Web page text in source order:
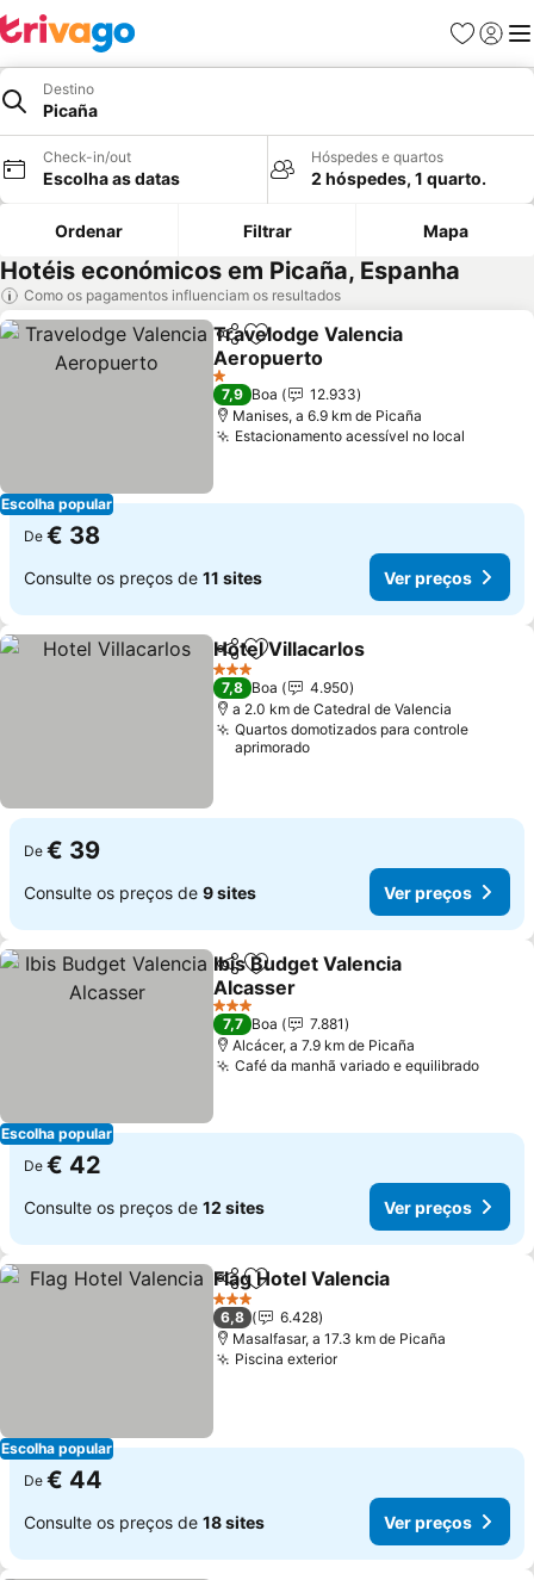
Favoritos
Iniciar
Destino
Picaña
Check-in/out
Escolha as datas
Hóspedes e quartos
2 hóspedes, 1 quarto.
Ordenar Filtrar Mapa
Hotéis económicos em Picaña, Espanha
Como os pagamentos influenciam os resultados
Escolha popular
PartilharAdicionar aos favoritos
Travelodge Valencia
Aeropuerto
1 Estrelas
7,9 Boa
12.933
Manises, a 6.9 km de Picaña
Estacionamento acessível no local
De € 38
Consulte os preços de 11 sites Ver preços
PartilharAdicionar aos favoritos
Hotel Villacarlos
3 Estrelas
7,8 Boa
4.950
a 2.0 km de Catedral de Valencia
Quartos domotizados para controle
aprimorado
De € 39
Consulte os preços de 9 sites Ver preços
Escolha popular
PartilharAdicionar aos favoritos
Ibis Budget Valencia
Alcasser
3 Estrelas
7,7 Boa
7.881
Alcácer, a 7.9 km de Picaña
Café da manhã variado e equilibrado
De € 42
Consulte os preços de 12 sites Ver preços
Escolha popular
PartilharAdicionar aos favoritos
Flag Hotel Valencia
3 Estrelas
6,8
6.428
Masalfasar, a 17.3 km de Picaña
Piscina exterior
De € 44
Consulte os preços de 18 sites Ver preços